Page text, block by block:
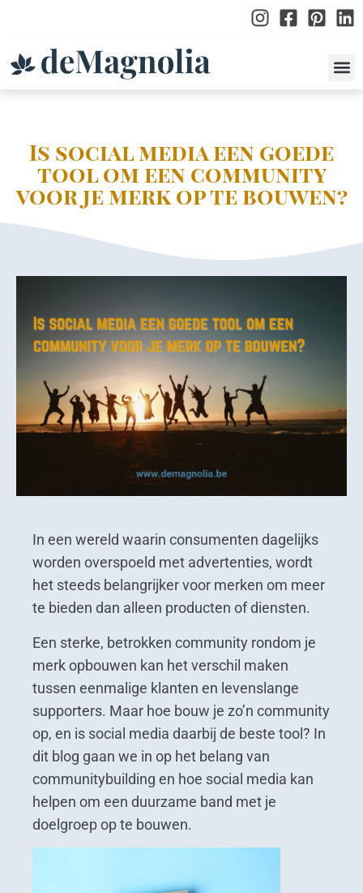
Is social media een goede
tool om een community
voor je merk op te bouwen?
In een wereld waarin consumenten dagelijks
worden overspoeld met advertenties, wordt
het steeds belangrijker voor merken om meer
te bieden dan alleen producten of diensten.
Een sterke, betrokken community rondom je
merk opbouwen kan het verschil maken
tussen eenmalige klanten en levenslange
supporters. Maar hoe bouw je zo’n community
op, en is social media daarbij de beste tool? In
dit blog gaan we in op het belang van
communitybuilding en hoe social media kan
helpen om een duurzame band met je
doelgroep op te bouwen.